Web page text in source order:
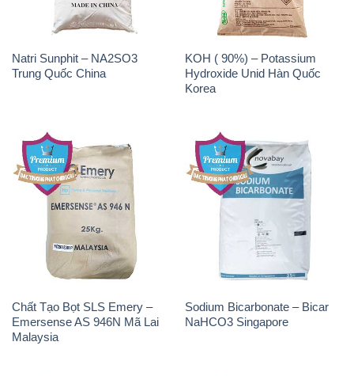
Natri Sunphit – NA2SO3
Trung Quốc China
KOH ( 90%) – Potassium
Hydroxide Unid Hàn Quốc
Korea
Chất Tạo Bọt SLS Emery –
Emersense AS 946N Mã Lai
Malaysia
Sodium Bicarbonate – Bicar
NaHCO3 Singapore